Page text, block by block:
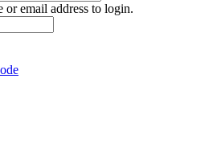
or email address to login.